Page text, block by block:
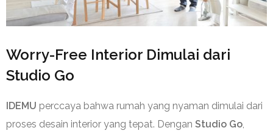
Worry-Free Interior Dimulai dari
Studio Go
IDEMU perccaya bahwa rumah yang nyaman dimulai dari
proses desain interior yang tepat. Dengan Studio Go,